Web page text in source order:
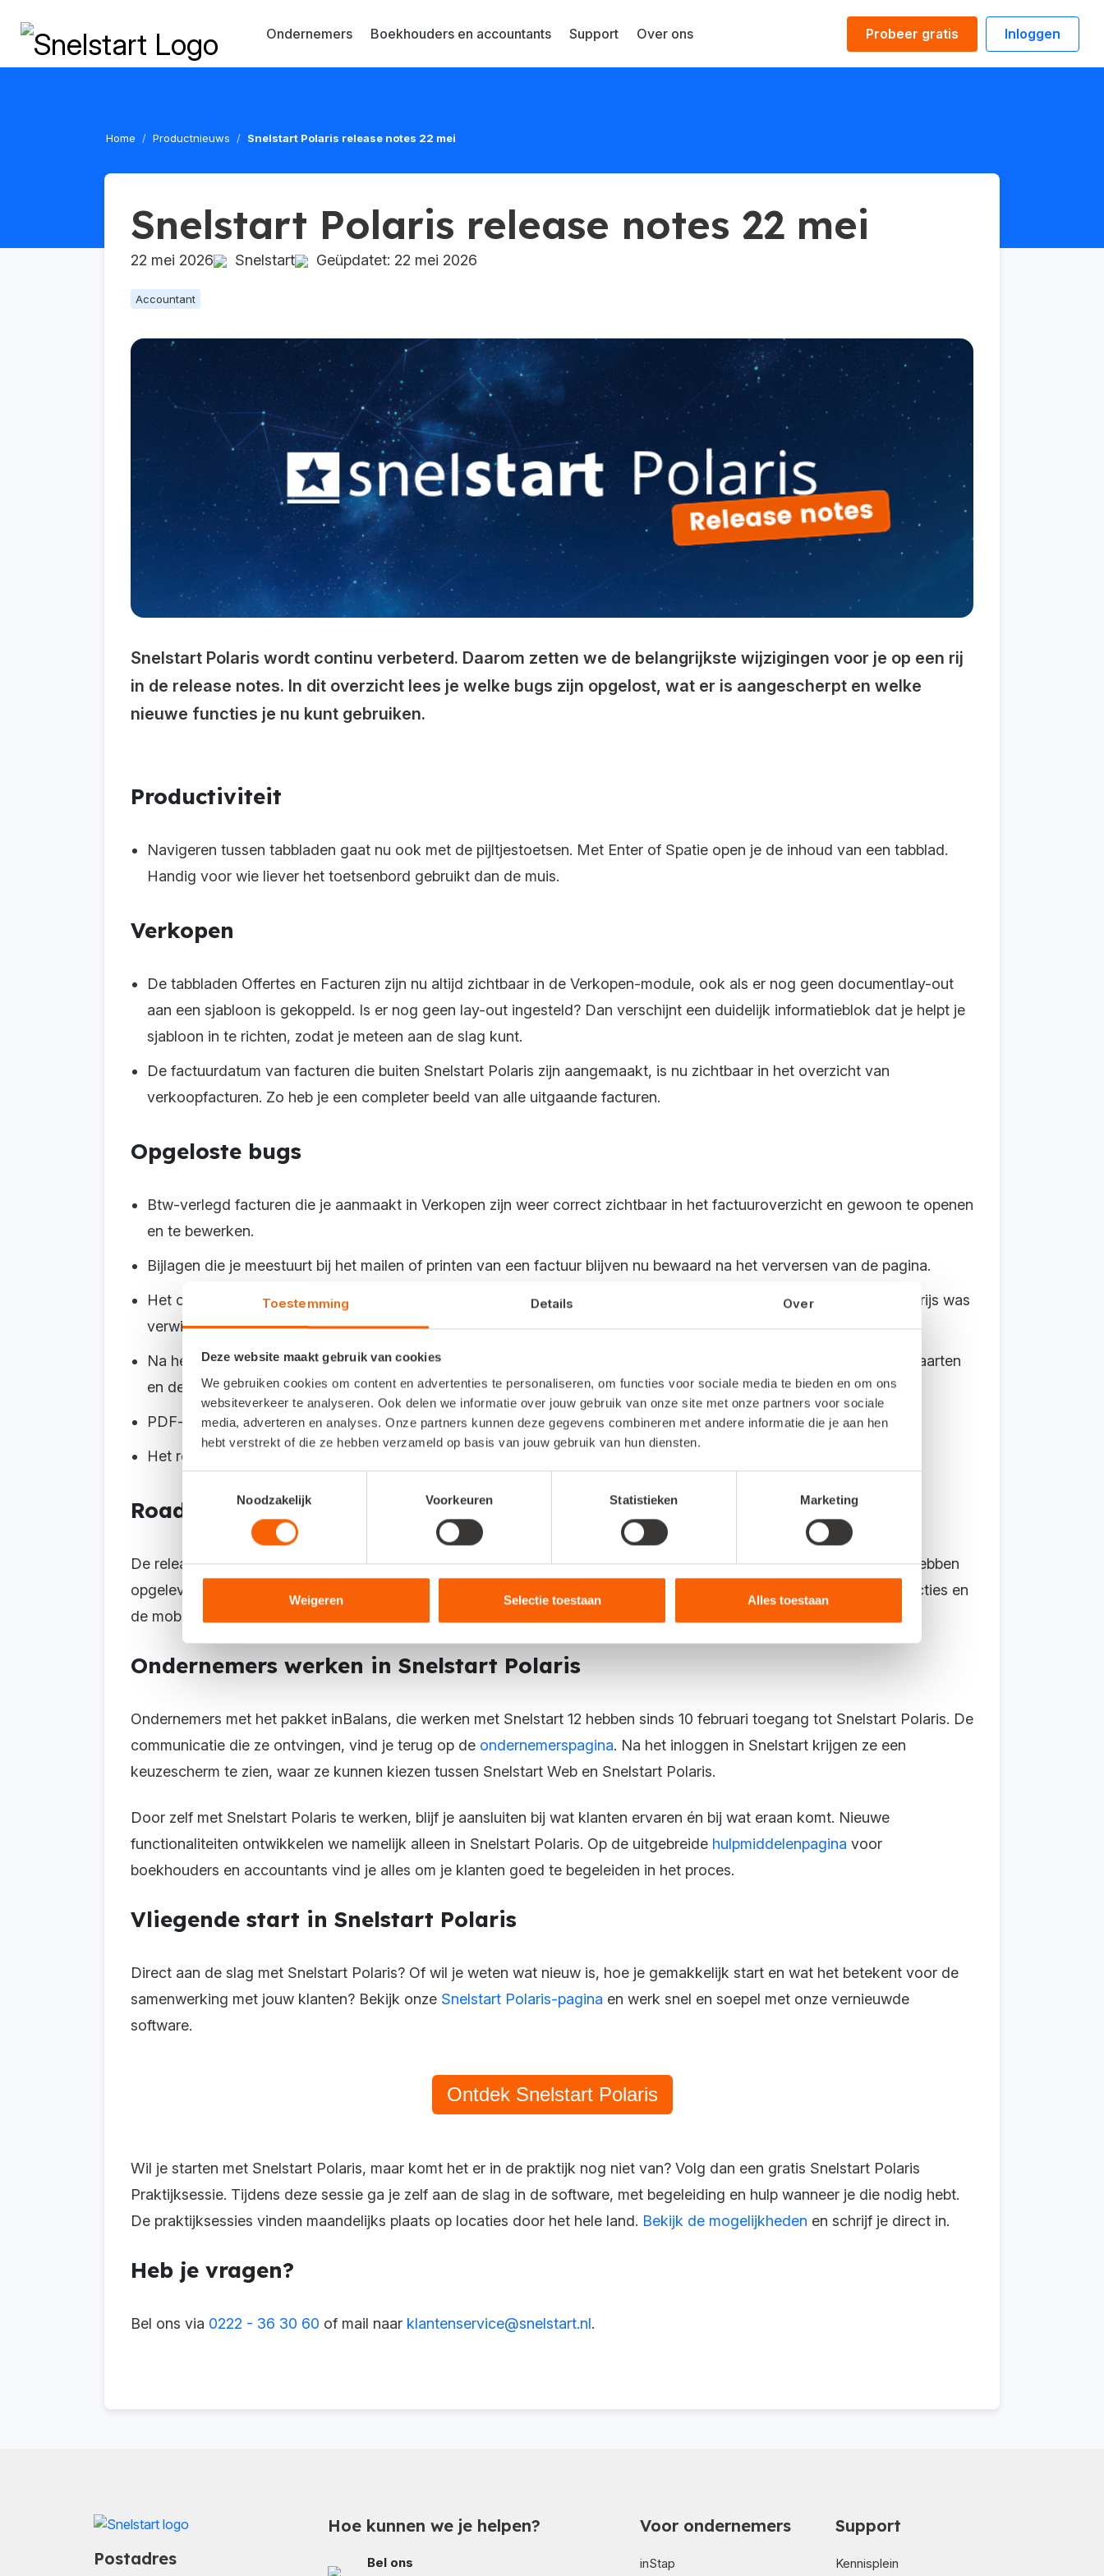
Toestemming Details Over
Deze website maakt gebruik van cookies
We gebruiken cookies om content en advertenties te personaliseren, om functies voor sociale media te bieden en om ons
websiteverkeer te analyseren. Ook delen we informatie over jouw gebruik van onze site met onze partners voor sociale
media, adverteren en analyses. Onze partners kunnen deze gegevens combineren met andere informatie die je aan hen
hebt verstrekt of die ze hebben verzameld op basis van jouw gebruik van hun diensten.
Noodzakelijk
Voorkeuren Statistieken Marketing
Weigeren Selectie toestaan Alles toestaan
Probeer gratis Inloggen
Ondernemers Boekhouders en accountants Support Over ons
Home Productnieuws Snelstart Polaris release notes 22 mei
Snelstart Polaris release notes 22 mei
22 mei 2026 Snelstart Geüpdatet: 22 mei 2026
Accountant
Snelstart Polaris wordt continu verbeterd. Daarom zetten we de belangrijkste wijzigingen voor je op een rij
in de release notes. In dit overzicht lees je welke bugs zijn opgelost, wat er is aangescherpt en welke
nieuwe functies je nu kunt gebruiken.
Productiviteit
Navigeren tussen tabbladen gaat nu ook met de pijltjestoetsen. Met Enter of Spatie open je de inhoud van een tabblad.
Handig voor wie liever het toetsenbord gebruikt dan de muis.
Verkopen
De tabbladen Offertes en Facturen zijn nu altijd zichtbaar in de Verkopen-module, ook als er nog geen documentlay-out
aan een sjabloon is gekoppeld. Is er nog geen lay-out ingesteld? Dan verschijnt een duidelijk informatieblok dat je helpt je
sjabloon in te richten, zodat je meteen aan de slag kunt.
De factuurdatum van facturen die buiten Snelstart Polaris zijn aangemaakt, is nu zichtbaar in het overzicht van
verkoopfacturen. Zo heb je een completer beeld van alle uitgaande facturen.
Opgeloste bugs
Btw-verlegd facturen die je aanmaakt in Verkopen zijn weer correct zichtbaar in het factuuroverzicht en gewoon te openen
en te bewerken.
Bijlagen die je meestuurt bij het mailen of printen van een factuur blijven nu bewaard na het verversen van de pagina.
Het opslaan van een order, offerte of pakbon met een artikel zonder verkoopprijs, bijvoorbeeld omdat de verkoopprijs was
verwijderd, werkt nu weer zonder foutmelding.
Na het wijzigen van de functie van een grootboekrekening verscheen de rekening dubbel in de grootboekmutatiekaarten
en de kolommenbalans. Dit is nu opgelost.
PDF-bijlagen zijn weer volledig zichtbaar in Safari, de webbrowser van Apple.
Het relatiescherm opent weer correct vanuit een order, offerte, bevestiging of werkbon via het visitekaartje-icoon.
Roadmap
De release notes vind je ook op deRoadmap. Hier vind je ook de eerdere release notes. Je leest meer over wat we hebben
opgeleverd, wat binnenkort beschikbaar komt en wat er gepland staat voor de toekomst, zoals de Snelstart Web functies en
de mobiele app.
Ondernemers werken in Snelstart Polaris
Ondernemers met het pakket inBalans, die werken met Snelstart 12 hebben sinds 10 februari toegang tot Snelstart Polaris. De
communicatie die ze ontvingen, vind je terug op de ondernemerspagina. Na het inloggen in Snelstart krijgen ze een
keuzescherm te zien, waar ze kunnen kiezen tussen Snelstart Web en Snelstart Polaris.
Door zelf met Snelstart Polaris te werken, blijf je aansluiten bij wat klanten ervaren én bij wat eraan komt. Nieuwe
functionaliteiten ontwikkelen we namelijk alleen in Snelstart Polaris. Op de uitgebreide hulpmiddelenpagina voor
boekhouders en accountants vind je alles om je klanten goed te begeleiden in het proces.
Vliegende start in Snelstart Polaris
Direct aan de slag met Snelstart Polaris? Of wil je weten wat nieuw is, hoe je gemakkelijk start en wat het betekent voor de
samenwerking met jouw klanten? Bekijk onze Snelstart Polaris-pagina en werk snel en soepel met onze vernieuwde
software.
Ontdek Snelstart Polaris
Wil je starten met Snelstart Polaris, maar komt het er in de praktijk nog niet van? Volg dan een gratis Snelstart Polaris
Praktijksessie. Tijdens deze sessie ga je zelf aan de slag in de software, met begeleiding en hulp wanneer je die nodig hebt.
De praktijksessies vinden maandelijks plaats op locaties door het hele land. Bekijk de mogelijkheden en schrijf je direct in.
Heb je vragen?
Bel ons via 0222 - 36 30 60 of mail naar klantenservice@snelstart.nl.
Postadres
Hoe kunnen we je helpen?
Bel ons
Voor ondernemers
inStap
Support
Kennisplein